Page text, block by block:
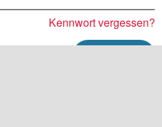
Kennwort vergessen?